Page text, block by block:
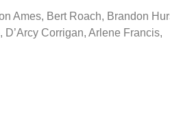
Ames, Bert Roach, Brandon
Corrigan, Arlene Francis,